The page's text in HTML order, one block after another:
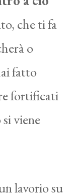
che ti fa
o
fatto
fortificati
viene
lavorio su